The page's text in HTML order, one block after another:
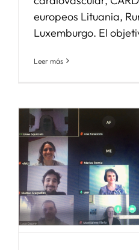
europeos Lituania,
Luxemburgo. El
Leer más